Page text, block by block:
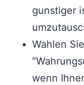
gunstiger
Wahlen
wenn